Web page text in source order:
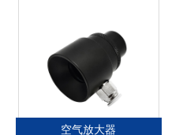
空气放大器